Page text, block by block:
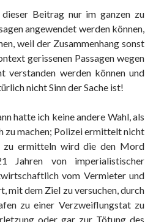
Beitrag nur im ganzen zu
angewendet werden können,
weil der Zusammenhang sonst
gerissenen Passagen wegen
verstanden werden können und
nicht Sinn der Sache ist!
hatte ich keine andere Wahl, als
machen; Polizei ermittelt nicht
zu ermitteln wird die den Mord
Jahren von imperialistischer
vom Vermieter und
mit dem Ziel zu versuchen, durch
zu einer Verzweiflungstat zu
oder gar zur Tötung des